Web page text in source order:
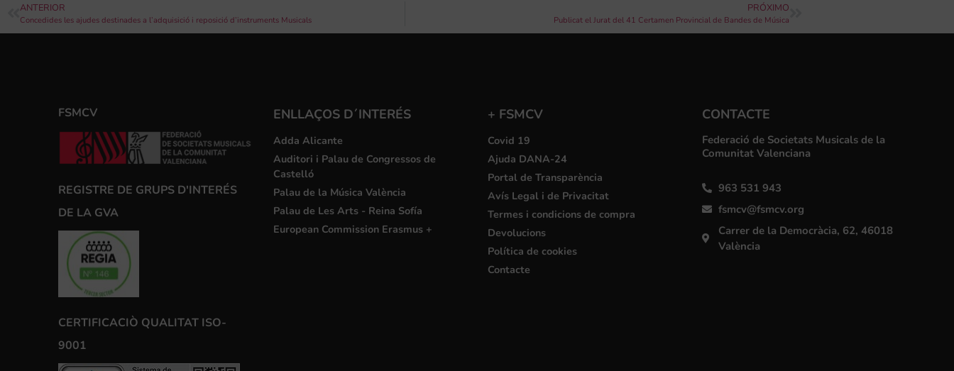
ANTERIOR
Concedides les ajudes destinades a l’adquisició i reposició d’instruments Musicals
PRÓXIMO
Publicat el Jurat del 41 Certamen Provincial de Bandes de Música
FSMCV
REGISTRE DE GRUPS D'INTERÉS
DE LA GVA
CERTIFICACIÒ QUALITAT ISO-
9001
ENLLAÇOS D´INTERÉS
Adda Alicante
Auditori i Palau de Congressos de
Castelló
Palau de la Música València
Palau de Les Arts - Reina Sofía
European Commission Erasmus +
+ FSMCV
Covid 19
Ajuda DANA-24
Portal de Transparència
Avís Legal i de Privacitat
Termes i condicions de compra
Devolucions
Política de cookies
Contacte
CONTACTE
Federació de Societats Musicals de la
Comunitat Valenciana
963 531 943
fsmcv@fsmcv.org
Carrer de la Democràcia, 62, 46018
València